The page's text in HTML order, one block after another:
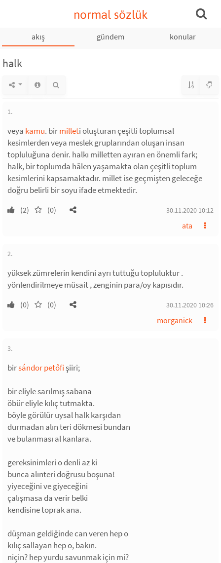
normal sözlük
akış gündem konular
halk
1.
veya kamu. birmilleti oluşturan çeşitli toplumsal
kesimlerden veya meslek gruplarından oluşan insan
topluluğuna denir. halkı milletten ayıran en önemli fark;
halk, bir toplumda hâlen yaşamakta olan çeşitli toplum
kesimlerini kapsamaktadır. millet ise geçmişten geleceğe
doğru belirli bir soyu ifade etmektedir.
(2) (0) 30.11.2020 10:12
ata
2.
yüksek zümrelerin kendini ayrı tuttuğu topluluktur .
yönlendirilmeye müsait , zenginin para/oy kapısıdır.
(0) (0) 30.11.2020 10:26
morganick
3.
birsándor petőfişiiri;
bir eliyle sarılmış sabana
öbür eliyle kılıç tutmakta.
böyle görülür uysal halk karşıdan
durmadan alın teri dökmesi bundan
ve bulanması al kanlara.
gereksinimleri o denli az ki
bunca alınteri doğrusu boşuna!
yiyeceğini ve giyeceğini
çalışmasa da verir belki
kendisine toprak ana.
düşman geldiğinde can veren hep o
kılıç sallayan hep o, bakın.
niçin? hep yurdu savunmak için mi?